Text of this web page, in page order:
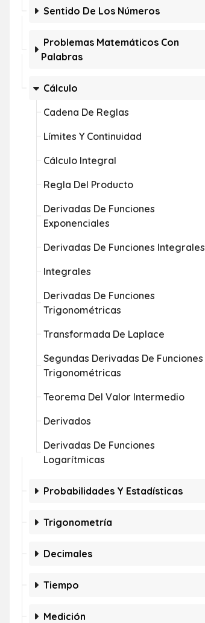
Sentido De Los Números
Problemas Matemáticos Con
Palabras
Cálculo
Cadena De Reglas
Límites Y Continuidad
Cálculo Integral
Regla Del Producto
Derivadas De Funciones
Exponenciales
Derivadas De Funciones Integrales
Integrales
Derivadas De Funciones
Trigonométricas
Transformada De Laplace
Segundas Derivadas De Funciones
Trigonométricas
Teorema Del Valor Intermedio
Derivados
Derivadas De Funciones
Logarítmicas
Probabilidades Y Estadísticas
Trigonometría
Decimales
Tiempo
Medición